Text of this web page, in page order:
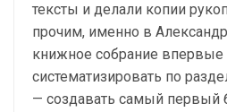
тексты и делали копии
прочим, именно в
книжное собрание впервые
систематизировать по
— создавать самый первый